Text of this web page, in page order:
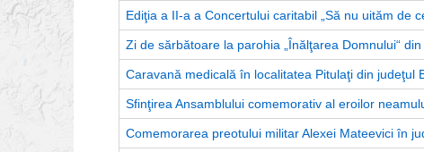
Ediţia a II-a a Concertului caritabil „Să nu uităm de
Zi de sărbătoare la parohia „Înălţarea Domnului“
Caravană medicală în localitatea Pitulaţi din judeţul
Sfinţirea Ansamblului comemorativ al eroilor
Comemorarea preotului militar Alexei Mateevici în